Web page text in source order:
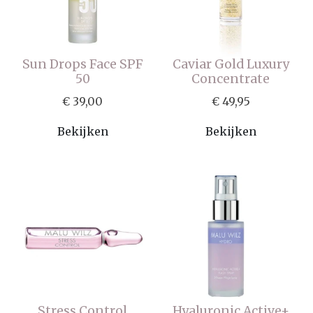
Sun Drops Face SPF
50
€ 39,00
Bekijken
Caviar Gold Luxury
Concentrate
€ 49,95
Bekijken